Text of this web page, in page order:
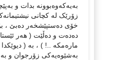
بەیەکەوەبوونە بدات و
زۆرێک لە کچانی
خۆی دەستپێشخەر دەبێ ،
دەدەت و دەڵێت ( هەر
مارەمکە ..! ) ، بە (
بەشێوەیەکی زۆرجوان و بە